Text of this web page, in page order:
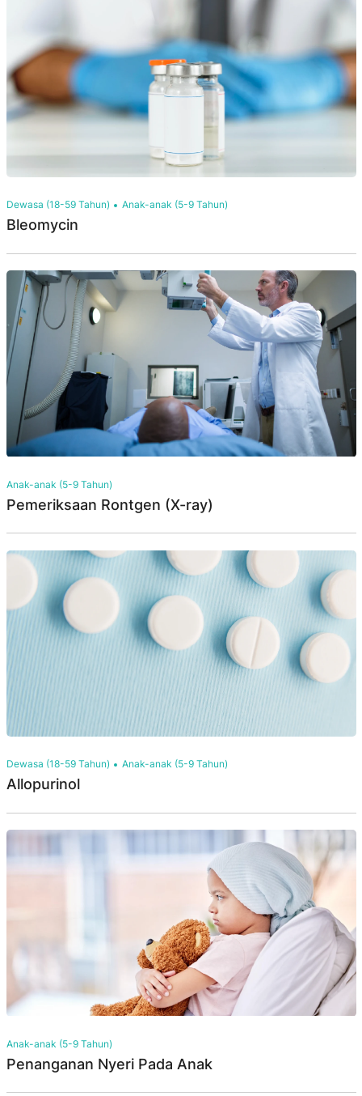
Dewasa (18-59 Tahun) Anak-anak (5-9 Tahun)
Bleomycin
Anak-anak (5-9 Tahun)
Pemeriksaan Rontgen (X-ray)
Dewasa (18-59 Tahun) Anak-anak (5-9 Tahun)
Allopurinol
Anak-anak (5-9 Tahun)
Penanganan Nyeri Pada Anak